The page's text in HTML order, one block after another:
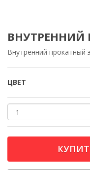
ВНУТРЕННИЙ
Внутренний прокатный
ЦВЕТ